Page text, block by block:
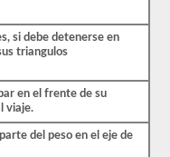
si debe detenerse en
triangulos
en el frente de su
viaje.
del peso en el eje de